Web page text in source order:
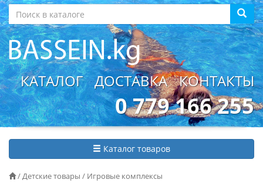
КАТАЛОГ ДОСТАВКА КОНТАКТЫ
0 779 166 255
Каталог товаров
/Детские товары / Игровые комплексы